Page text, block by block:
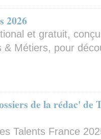
2026
et gratuit,
& Métiers, pour
de la rédac' de
Talents France